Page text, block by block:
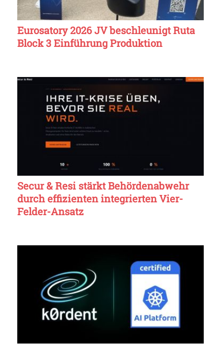
Eurosatory 2026 JV beschleunigt Ruta
Block 3 Einführung Produktion
Secur & Resi stärkt Behördenabwehr
durch effizienten integrierten Vier-
Felder-Ansatz